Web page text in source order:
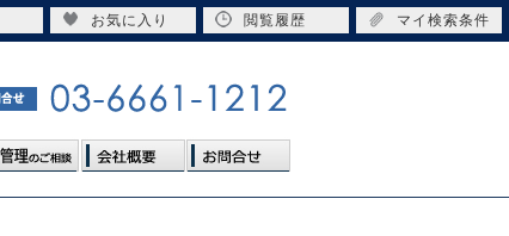
お気に入り 閲覧履歴 マイ検索条件